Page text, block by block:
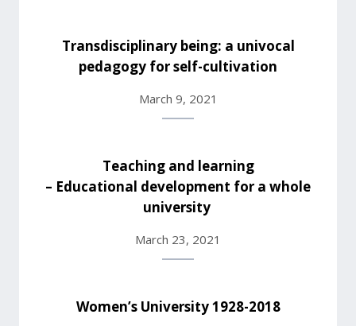
Transdisciplinary being: a univocal
pedagogy for self-cultivation
March 9, 2021
Teaching and learning
– Educational development for a whole
university
March 23, 2021
Women’s University 1928-2018